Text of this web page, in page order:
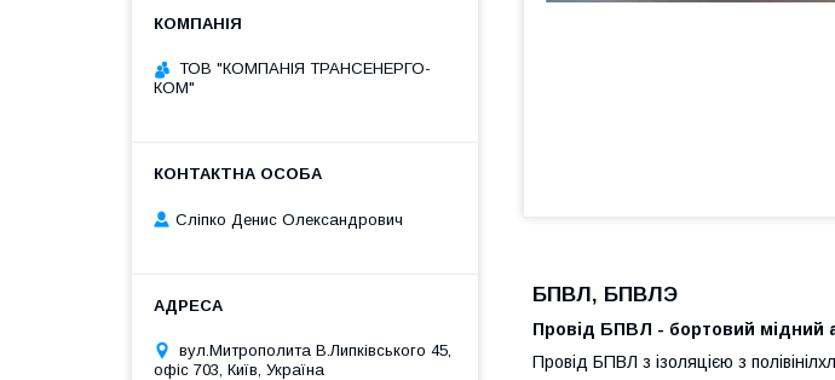
БПВЛ, БПВЛЭ
Провід БПВЛ - бортовий мідний
Провід БПВЛ з ізоляцією з
ТОВ "КОМПАНІЯ ТРАНСЕНЕРГО-
КОМ"
Сліпко Денис Олександрович
вул.Митрополита В.Липківського 45,
офіс 703, Київ, Україна